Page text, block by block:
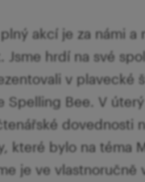
akcí je za námi a
hrdí na své
v plavecké
Spelling Bee. V
dovednosti
které bylo na téma
je ve vlastnoručně